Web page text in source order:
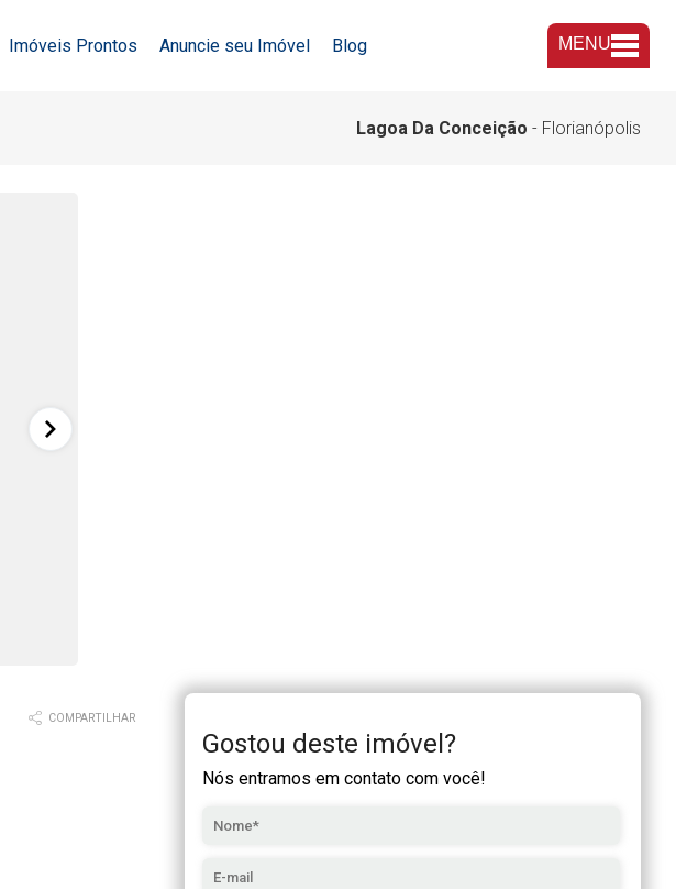
Imóveis Prontos Anuncie seu Imóvel Blog MENU
Lagoa Da Conceição - Florianópolis
COMPARTILHAR
Gostou deste imóvel?
Nós entramos em contato com você!